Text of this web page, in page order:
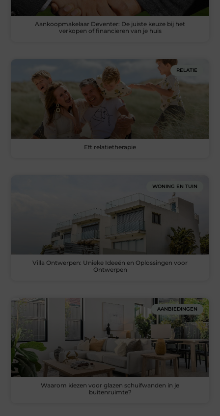
Aankoopmakelaar Deventer: De juiste keuze bij het
verkopen of financieren van je huis
RELATIE
Eft relatietherapie
WONING EN TUIN
Villa Ontwerpen: Unieke Ideeën en Oplossingen voor
Ontwerpen
AANBIEDINGEN
Waarom kiezen voor glazen schuifwanden in je
buitenruimte?